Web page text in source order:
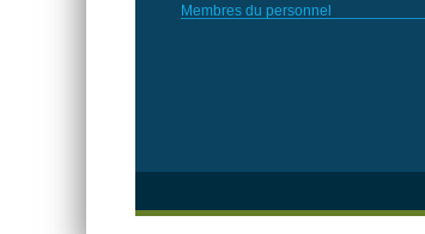
Membres du personnel